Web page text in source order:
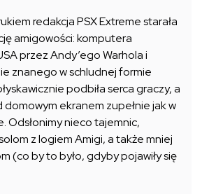
redakcja PSX Extreme starała
amigowości: komputera
przez Andy’ego Warhola i
znanego w schludnej formie
podbiła serca graczy, a
domowym ekranem zupełnie jak w
Odsłonimy nieco tajemnic,
z logiem Amigi, a także mniej
(co by to było, gdyby pojawiły się